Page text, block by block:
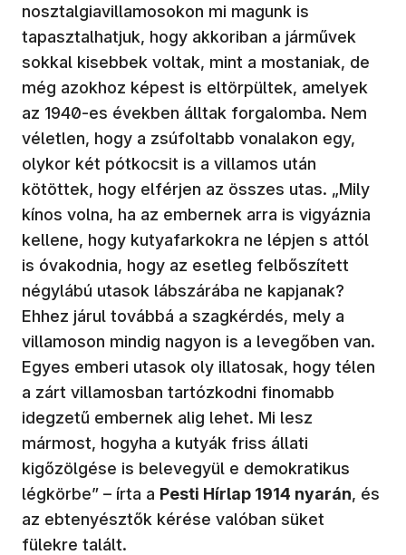
nosztalgiavillamosokon mi magunk is
tapasztalhatjuk, hogy akkoriban a járművek
sokkal kisebbek voltak, mint a mostaniak, de
még azokhoz képest is eltörpültek, amelyek
az 1940-es években álltak forgalomba. Nem
véletlen, hogy a zsúfoltabb vonalakon egy,
olykor két pótkocsit is a villamos után
kötöttek, hogy elférjen az összes utas. „Mily
kínos volna, ha az embernek arra is vigyáznia
kellene, hogy kutyafarkokra ne lépjen s attól
is óvakodnia, hogy az esetleg felbőszített
négylábú utasok lábszárába ne kapjanak?
Ehhez járul továbbá a szagkérdés, mely a
villamoson mindig nagyon is a levegőben van.
Egyes emberi utasok oly illatosak, hogy télen
a zárt villamosban tartózkodni finomabb
idegzetű embernek alig lehet. Mi lesz
mármost, hogyha a kutyák friss állati
kigőzölgése is belevegyül e demokratikus
légkörbe” – írta a Pesti Hírlap 1914 nyarán, és
az ebtenyésztők kérése valóban süket
fülekre talált.